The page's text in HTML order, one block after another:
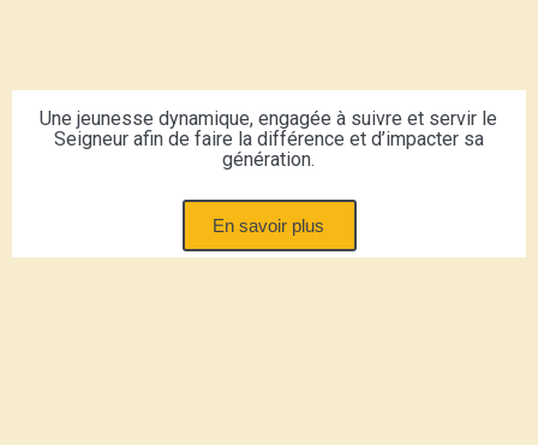
Une jeunesse dynamique, engagée à suivre et servir le
Seigneur afin de faire la différence et d’impacter sa
génération.
En savoir plus